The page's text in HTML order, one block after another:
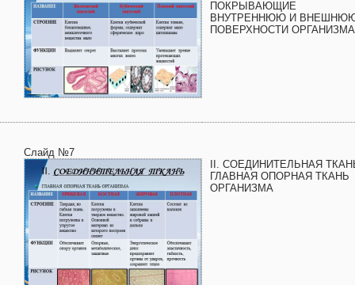
ПОКРЫВАЮЩИЕ
ВНУТРЕННЮЮ И
ПОВЕРХНОСТИ ОРГАНИЗМА
Слайд №7
II. СОЕДИНИТЕЛЬНАЯ
ГЛАВНАЯ ОПОРНАЯ ТКАНЬ
ОРГАНИЗМА